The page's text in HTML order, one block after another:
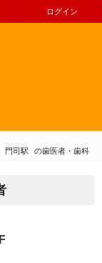
ログイン
動
門司駅 の歯医者・歯科